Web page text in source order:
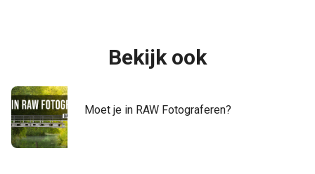
Bekijk ook
Moet je in RAW Fotograferen?